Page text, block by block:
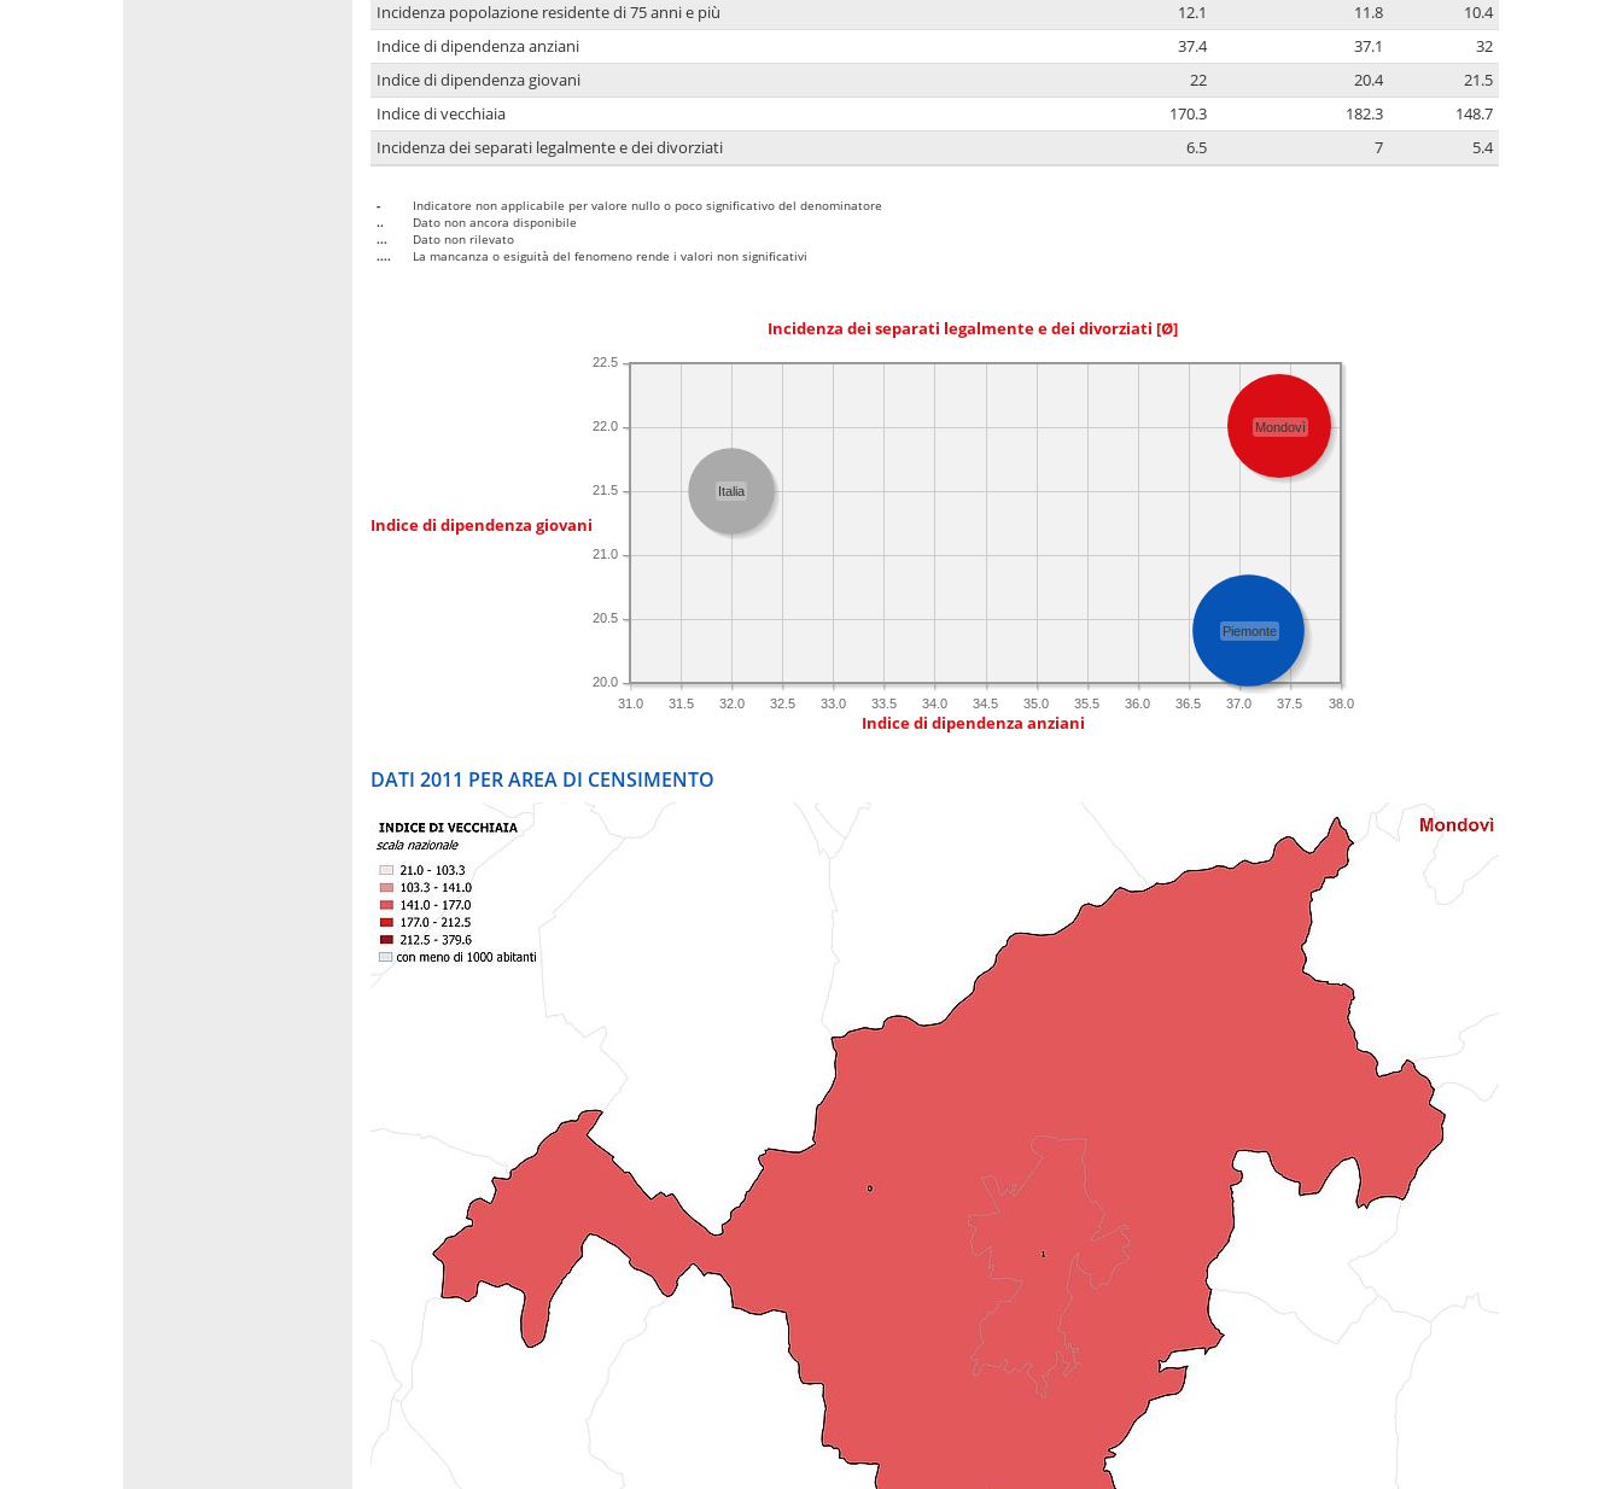
Incidenza popolazione residente di 75 anni e più
12.1 11.8
10.4
Indice di dipendenza anziani
37.4 37.1
32
Indice di dipendenza giovani
22 20.4
21.5
Indice di vecchiaia
170.3 182.3
148.7
Incidenza dei separati legalmente e dei divorziati
6.5 7 5.4
-
Indicatore non applicabile per valore nullo o poco significativo del denominatore
..
Dato non ancora disponibile
...
Dato non rilevato
....
La mancanza o esiguità del fenomeno rende i valori non significativi
Incidenza dei separati legalmente e dei divorziati [Ø]
Indice di dipendenza giovani
31.0 31.5 32.0 32.5 33.0 33.5 34.0 34.5 35.0 35.5 36.0 36.5 37.0 37.5 38.0
20.0
20.5
21.0
21.5
22.0
22.5
Piemonte
Mondovì
Italia
Indice di dipendenza anziani
DATI 2011 PER AREA DI CENSIMENTO